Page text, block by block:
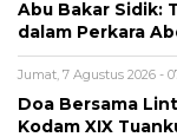
Abu Bakar Sidik:
dalam Perkara
Jumat, 7 Agustus 2026 -
Doa Bersama
Kodam XIX